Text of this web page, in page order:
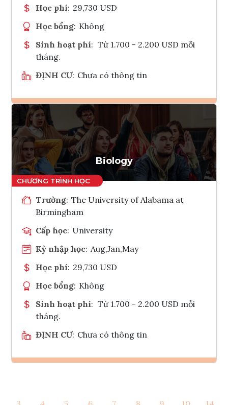
Học phí: 29,730 USD
Học bổng: Không
Sinh hoạt phí: Từ 1.700 - 2.200 USD mỗi
tháng.
ĐỊNH CƯ: Chưa có thông tin
Ghi danh
Tham vấn Interlink
Biology
Trường: The University of Alabama at
Birmingham
Cấp học: University
Kỳ nhập học: Aug,Jan,May
Học phí: 29,730 USD
Học bổng: Không
Sinh hoạt phí: Từ 1.700 - 2.200 USD mỗi
tháng.
ĐỊNH CƯ: Chưa có thông tin